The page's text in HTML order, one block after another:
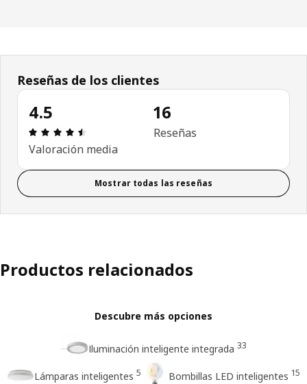
Reseñas de los clientes
4.5
Reseña: 4.5 de 5 estrellas. Revisiones totales: 16
Valoración media
16
Reseñas
Mostrar todas las reseñas
Productos relacionados
Descubre más opciones
Iluminación inteligente integrada 33
Lámparas inteligentes 5 Bombillas LED inteligentes 15